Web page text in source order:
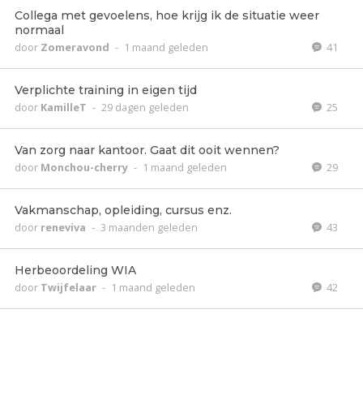
Collega met gevoelens, hoe krijg ik de situatie weer
normaal
door Zomeravond - 1 maand geleden 41
Verplichte training in eigen tijd
door KamilleT - 29 dagen geleden 25
Van zorg naar kantoor. Gaat dit ooit wennen?
door Monchou-cherry - 1 maand geleden 29
Vakmanschap, opleiding, cursus enz.
door reneviva - 3 maanden geleden 43
Herbeoordeling WIA
door Twijfelaar - 1 maand geleden 42